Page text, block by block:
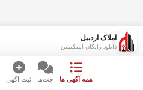
املاک اردبیل
دانلود رایگان اپلیکیشن
همه آگهی ها چت‌ها ثبت آگهی